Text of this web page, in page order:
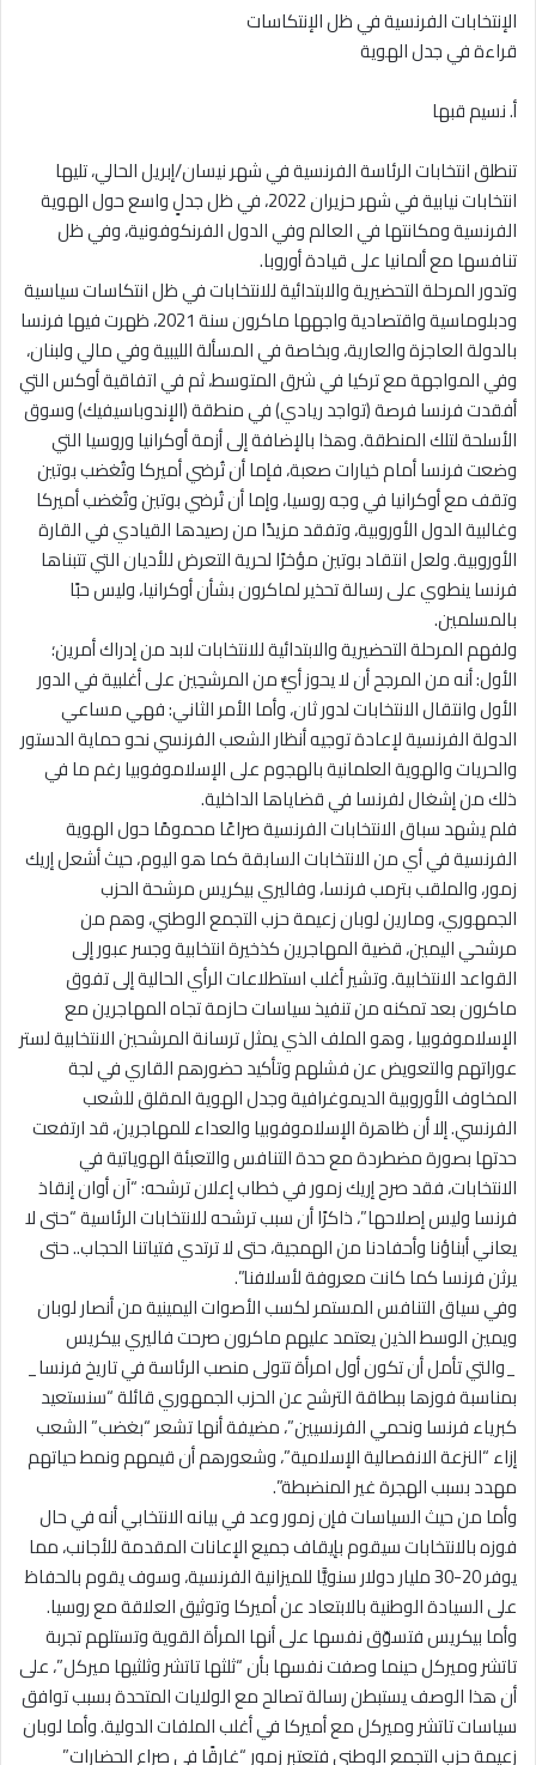
الإنتخابات الفرنسية في ظل الإنتكاسات
قراءة في جدل الهوية
أ. نسيم قبها
تنطلق انتخابات الرئاسة الفرنسية في شهر نيسان/إبريل الحالي، تليها
انتخابات نيابية في شهر حزيران 2022، في ظل جدلٍ واسع حول الهوية
الفرنسية ومكانتها في العالم وفي الدول الفرنكوفونية، وفي ظل
تنافسها مع ألمانيا على قيادة أوروبا.
وتدور المرحلة التحضيرية والابتدائية للانتخابات في ظل انتكاسات سياسية
ودبلوماسية واقتصادية واجهها ماكرون سنة 2021، ظهرت فيها فرنسا
بالدولة العاجزة والعارية، وبخاصة في المسألة الليبية وفي مالي ولبنان،
وفي المواجهة مع تركيا في شرق المتوسط، ثم في اتفاقية أوكس التي
أفقدت فرنسا فرصة (تواجد ريادي) في منطقة (الإندوباسيفيك) وسوق
الأسلحة لتلك المنطقة. وهذا بالإضافة إلى أزمة أوكرانيا وروسيا التي
وضعت فرنسا أمام خيارات صعبة، فإما أن تُرضي أميركا وتُغضب بوتين
وتقف مع أوكرانيا في وجه روسيا، وإما أن تُرضي بوتين وتُغضب أميركا
وغالبية الدول الأوروبية، وتفقد مزيدًا من رصيدها القيادي في القارة
الأوروبية. ولعل انتقاد بوتين مؤخرًا لحرية التعرض للأديان التي تتبناها
فرنسا ينطوي على رسالة تحذير لماكرون بشأن أوكرانيا، وليس حبًا
بالمسلمين.
ولفهم المرحلة التحضيرية والابتدائية للانتخابات لابد من إدراك أمرين؛
الأول: أنه من المرجح أن لا يحوز أيٌّ من المرشحِين على أغلبية في الدور
الأول وانتقال الانتخابات لدور ثان، وأما الأمر الثاني: فهي مساعي
الدولة الفرنسية لإعادة توجيه أنظار الشعب الفرنسي نحو حماية الدستور
والحريات والهوية العلمانية بالهجوم على الإسلاموفوبيا رغم ما في
ذلك من إشغال لفرنسا في قضاياها الداخلية.
فلم يشهد سباق الانتخابات الفرنسية صراعًا محمومًا حول الهوية
الفرنسية في أي من الانتخابات السابقة كما هو اليوم، حيث أشعل إريك
زمور، والملقب بترمب فرنسا، وفاليري بيكريس مرشحة الحزب
الجمهوري، ومارين لوبان زعيمة حزب التجمع الوطني، وهم من
مرشحي اليمين، قضية المهاجرين كذخيرة انتخابية وجسر عبور إلى
القواعد الانتخابية. وتشير أغلب استطلاعات الرأي الحالية إلى تفوق
ماكرون بعد تمكنه من تنفيذ سياسات حازمة تجاه المهاجرين مع
الإسلاموفوبيا ، وهو الملف الذي يمثل ترسانة المرشحين الانتخابية لستر
عوراتهم والتعويض عن فشلهم وتأكيد حضورهم القاري في لجة
المخاوف الأوروبية الديموغرافية وجدل الهوية المقلق للشعب
الفرنسي. إلا أن ظاهرة الإسلاموفوبيا والعداء للمهاجرين، قد ارتفعت
حدتها بصورة مضطردة مع حدة التنافس والتعبئة الهوياتية في
الانتخابات، فقد صرح إريك زمور في خطاب إعلان ترشحه: “آن أوان إنقاذ
فرنسا وليس إصلاحها”، ذاكرًا أن سبب ترشحه للانتخابات الرئاسية “حتى لا
يعاني أبناؤنا وأحفادنا من الهمجية، حتى لا ترتدي فتياتنا الحجاب.. حتى
يرثن فرنسا كما كانت معروفة لأسلافنا”.
وفي سياق التنافس المستمر لكسب الأصوات اليمينية من أنصار لوبان
ويمين الوسط الذين يعتمد عليهم ماكرون صرحت فاليري بيكريس
_والتي تأمل أن تكون أول امرأة تتولى منصب الرئاسة في تاريخ فرنسا_
بمناسبة فوزها ببطاقة الترشح عن الحزب الجمهوري قائلة “سنستعيد
كبرياء فرنسا ونحمي الفرنسيين”، مضيفة أنها تشعر “بغضب” الشعب
إزاء “النزعة الانفصالية الإسلامية”، وشعورهم أن قيمهم ونمط حياتهم
مهدد بسبب الهجرة غير المنضبطة”.
وأما من حيث السياسات فإن زمور وعد في بيانه الانتخابي أنه في حال
فوزه بالانتخابات سيقوم بإيقاف جميع الإعانات المقدمة للأجانب، مما
يوفر 20-30 مليار دولار سنويًّا للميزانية الفرنسية، وسوف يقوم بالحفاظ
على السيادة الوطنية بالابتعاد عن أميركا وتوثيق العلاقة مع روسيا.
وأما بيكريس فتسوّق نفسها على أنها المرأة القوية وتستلهم تجربة
تاتشر وميركل حينما وصفت نفسها بأن “ثلثها تاتشر وثلثيها ميركل”، على
أن هذا الوصف يستبطن رسالة تصالح مع الولايات المتحدة بسبب توافق
سياسات تاتشر وميركل مع أميركا في أغلب الملفات الدولية. وأما لوبان
زعيمة حزب التجمع الوطني فتعتبر زمور “غارقًا في صراع الحضارات”